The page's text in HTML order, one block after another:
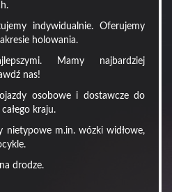
indywidualnie. Oferujemy
holowania.
Mamy najbardziej
nas!
osobowe i dostawcze do
kraju.
nietypowe m.in. wózki widłowe,
drodze.